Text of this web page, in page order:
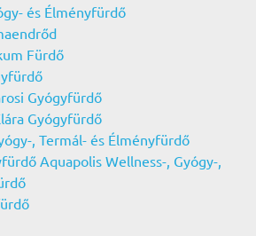
és Élményfürdő
Fürdő
Gyógyfürdő
Gyógyfürdő
, Termál- és Élményfürdő
Aquapolis Wellness-, Gyógy-,